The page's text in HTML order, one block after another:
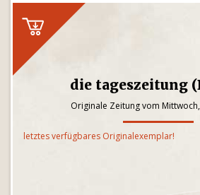
die tageszeitung
Originale Zeitung vom
letztes verfügbares Originalexemplar!